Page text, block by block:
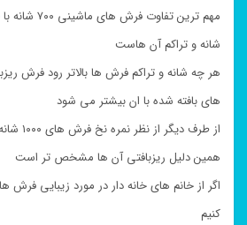
شانه و تراکم آن هاست
هر چه شانه و تراکم فرش ها بالاتر رود فرش
های بافته شده با ان بیشتر می شود
از طرف
همین دلیل ریزبافتی آن ها مشخص تر است
کنیم